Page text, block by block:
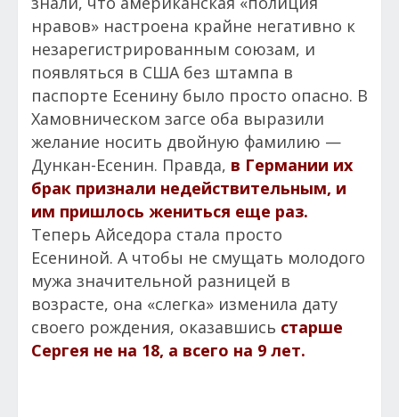
нравов» настроена крайне негативно к
незарегистрированным союзам, и
появляться в США без штампа в
паспорте Есенину было просто опасно. В
Хамовническом загсе оба выразили
желание носить двойную фамилию —
Дункан-Есенин. Правда, в Германии их
брак признали недействительным, и
им пришлось жениться еще раз.
Теперь Айседора стала просто
Есениной. А чтобы не смущать молодого
мужа значительной разницей в
возрасте, она «слегка» изменила дату
своего рождения, оказавшись старше
Сергея не на 18, а всего на 9 лет.